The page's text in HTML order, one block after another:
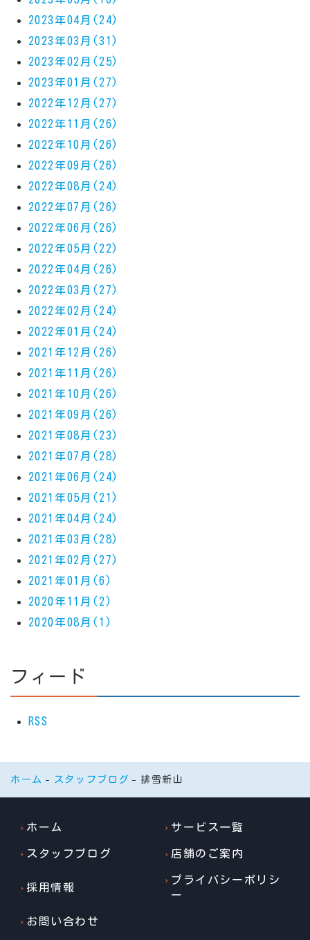
2023年04月(24)
2023年03月(31)
2023年02月(25)
2023年01月(27)
2022年12月(27)
2022年11月(26)
2022年10月(26)
2022年09月(26)
2022年08月(24)
2022年07月(26)
2022年06月(26)
2022年05月(22)
2022年04月(26)
2022年03月(27)
2022年02月(24)
2022年01月(24)
2021年12月(26)
2021年11月(26)
2021年10月(26)
2021年09月(26)
2021年08月(23)
2021年07月(28)
2021年06月(24)
2021年05月(21)
2021年04月(24)
2021年03月(28)
2021年02月(27)
2021年01月(6)
2020年11月(2)
2020年08月(1)
フィード
RSS
ホーム スタッフブログ 排雪新山
ホーム サービス一覧
スタッフブログ 店舗のご案内
採用情報
プライバシーポリシ
ー
お問い合わせ